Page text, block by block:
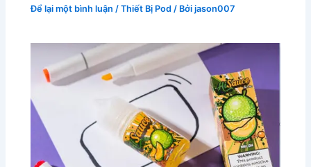
Để lại một bình luận /Thiết Bị Pod / Bởijason007